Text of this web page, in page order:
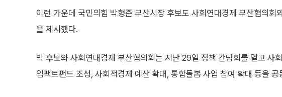
이런 가운데 국민의힘 박형준 부산시장 후보도 사회연대경제 부산협의
을 제시했다.
박 후보와 사회연대경제 부산협의회는 지난 29일 정책 간담회를 열고 사
임팩트펀드 조성, 사회적경제 예산 확대, 통합돌봄 사업 참여 확대 등을